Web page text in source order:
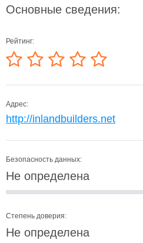
Основные сведения:
Рейтинг:
Адрес:
http://inlandbuilders.net
Безопасность данных:
Не определена
Степень доверия:
Не определена